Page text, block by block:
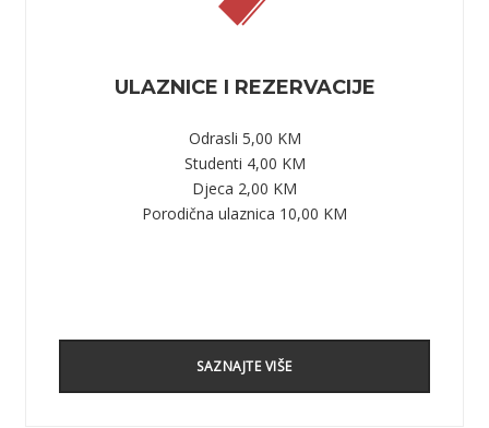
ULAZNICE I REZERVACIJE
Odrasli 5,00 KM
Studenti 4,00 KM
Djeca 2,00 KM
Porodična ulaznica 10,00 KM
SAZNAJTE VIŠE